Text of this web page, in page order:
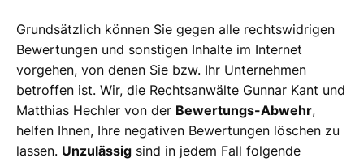
Grundsätzlich können Sie gegen alle rechtswidrigen
Bewertungen und sonstigen Inhalte im Internet
vorgehen, von denen Sie bzw. Ihr Unternehmen
betroffen ist. Wir, die Rechtsanwälte Gunnar Kant und
Matthias Hechler von der Bewertungs-Abwehr,
helfen Ihnen, Ihre negativen Bewertungen löschen zu
lassen. Unzulässig sind in jedem Fall folgende